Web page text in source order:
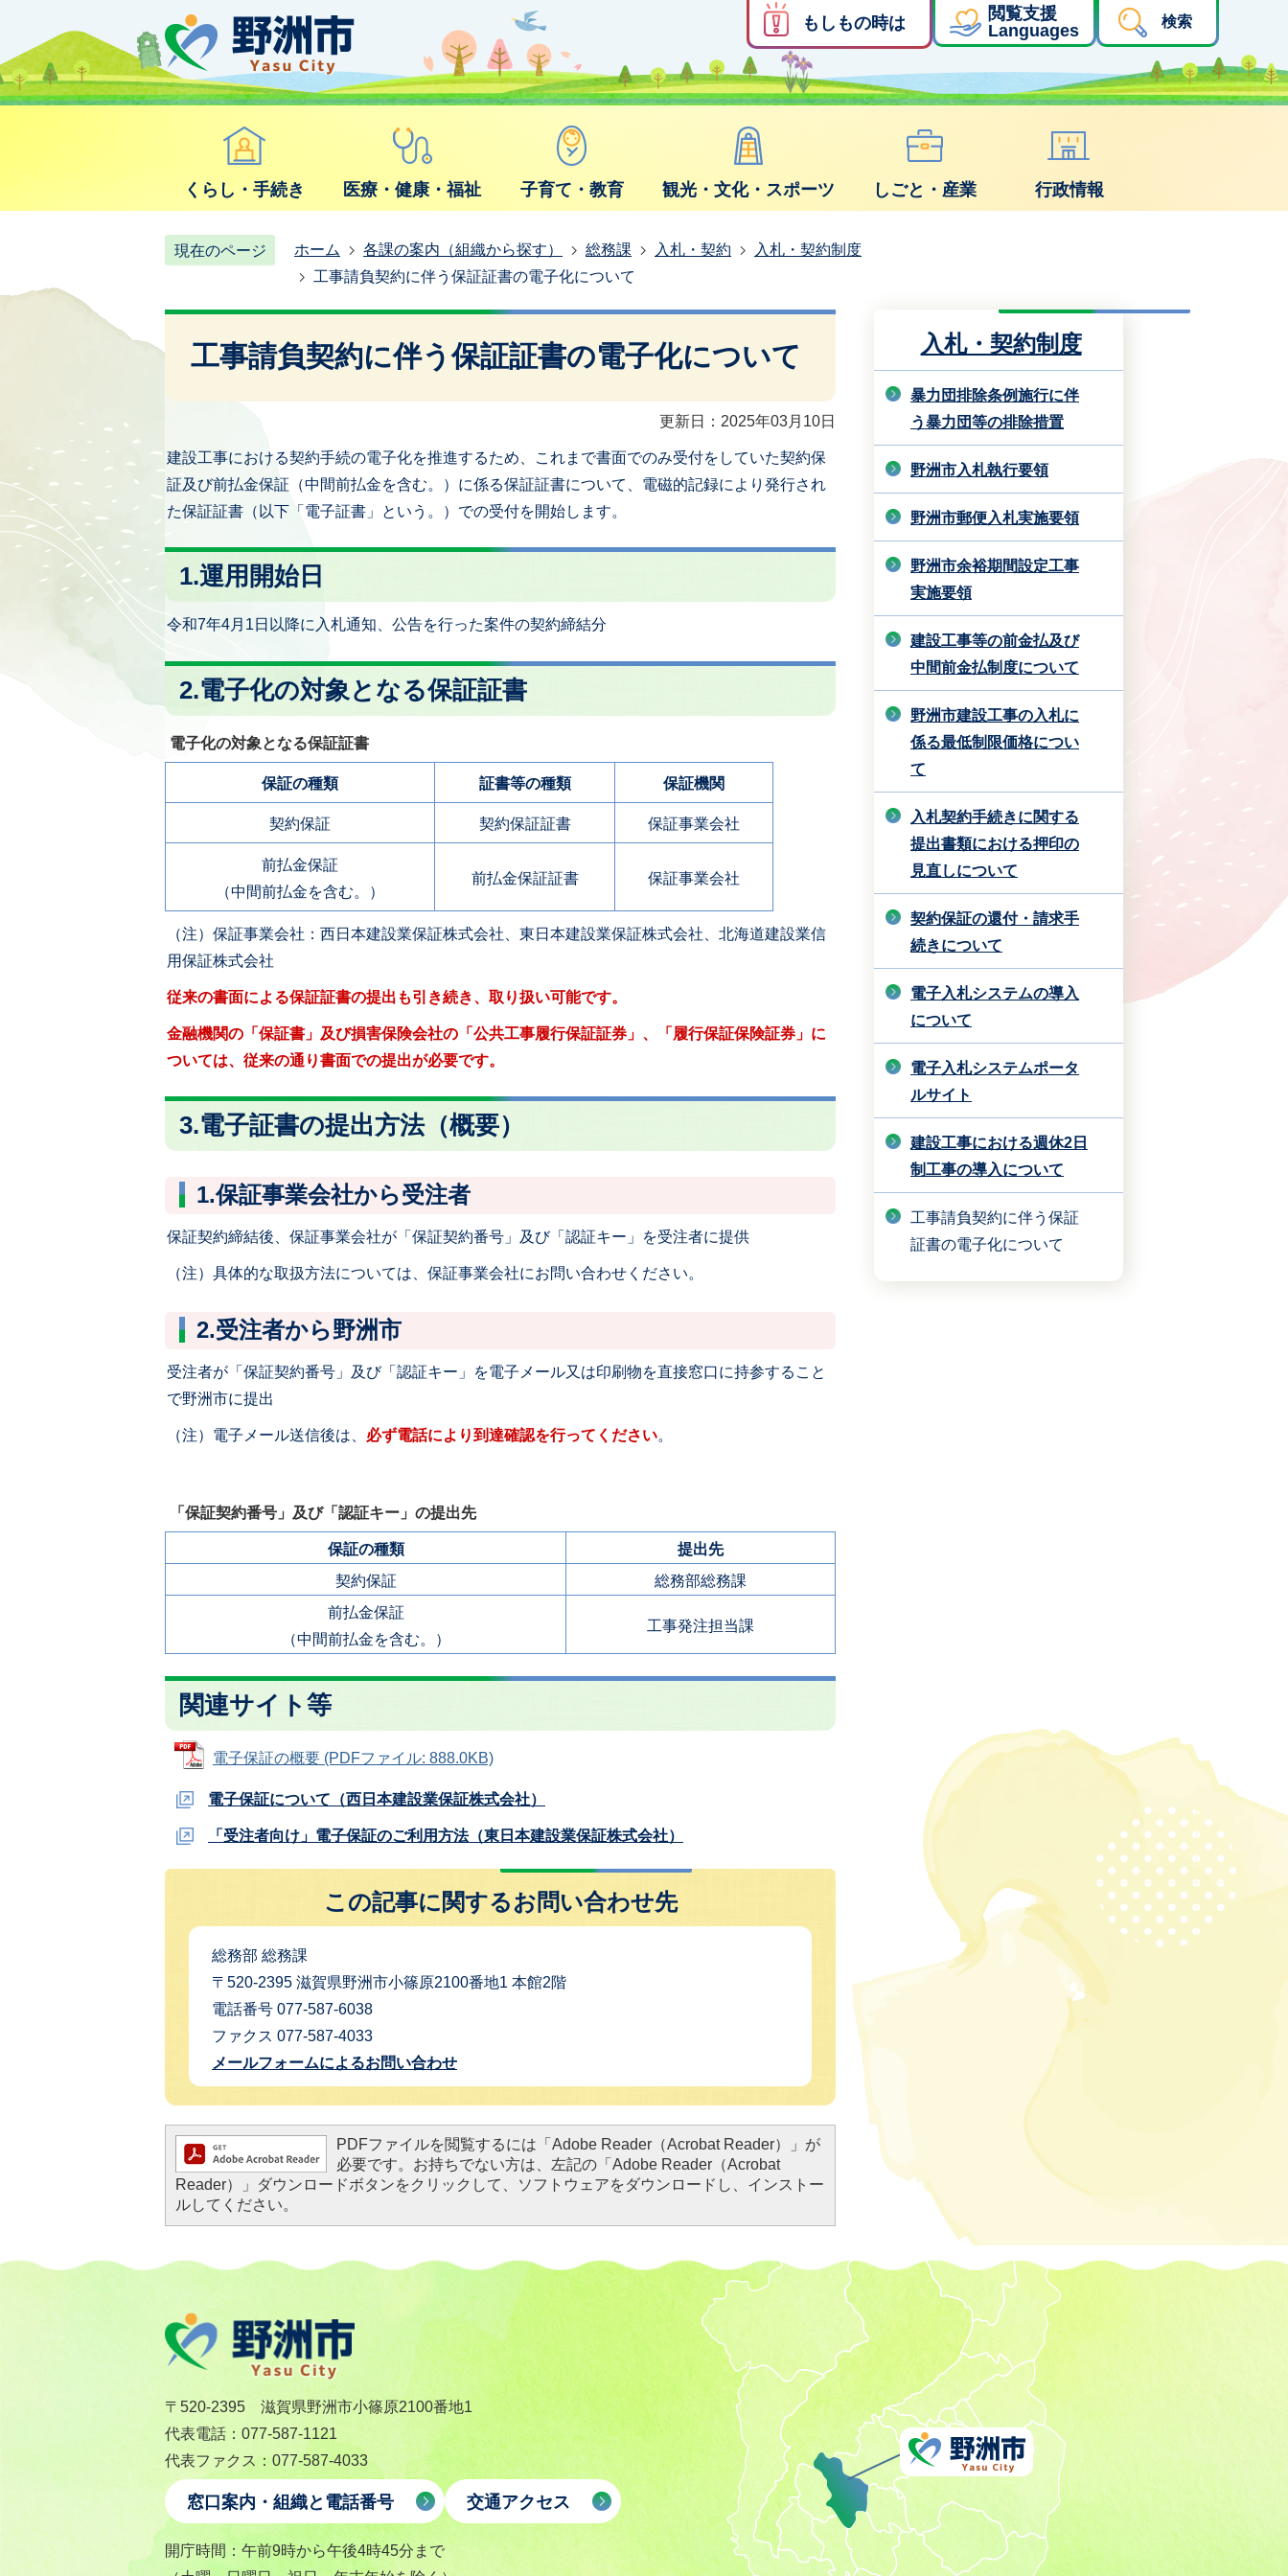
もしもの時は
閲覧支援
Languages
検索
くらし・手続き 医療・健康・福祉 子育て・教育 観光・文化・スポーツ しごと・産業 行政情報
現在のページ ホーム 各課の案内（組織から探す） 総務課 入札・契約
入札・契約制度
工事請負契約に伴う保証証書の電子化について
工事請負契約に伴う保証証書の電子化について
更新日：2025年03月10日
建設工事における契約手続の電子化を推進するため、これまで書面でのみ受付をしていた契約保
証及び前払金保証（中間前払金を含む。）に係る保証証書について、電磁的記録により発行され
た保証証書（以下「電子証書」という。）での受付を開始します。
1.運用開始日
令和7年4月1日以降に入札通知、公告を行った案件の契約締結分
2.電子化の対象となる保証証書
電子化の対象となる保証証書
保証の種類 証書等の種類 保証機関
契約保証 契約保証証書 保証事業会社
前払金保証
（中間前払金を含む。）
前払金保証証書 保証事業会社
（注）保証事業会社：西日本建設業保証株式会社、東日本建設業保証株式会社、北海道建設業信
用保証株式会社
従来の書面による保証証書の提出も引き続き、取り扱い可能です。
金融機関の「保証書」及び損害保険会社の「公共工事履行保証証券」、「履行保証保険証券」に
ついては、従来の通り書面での提出が必要です。
3.電子証書の提出方法（概要）
1.保証事業会社から受注者
保証契約締結後、保証事業会社が「保証契約番号」及び「認証キー」を受注者に提供
（注）具体的な取扱方法については、保証事業会社にお問い合わせください。
2.受注者から野洲市
受注者が「保証契約番号」及び「認証キー」を電子メール又は印刷物を直接窓口に持参すること
で野洲市に提出
（注）電子メール送信後は、 必ず電話により到達確認を行ってください。
「保証契約番号」及び「認証キー」の提出先
保証の種類
提出先
契約保証
総務部総務課
前払金保証
（中間前払金を含む。）
工事発注担当課
関連サイト等
電子保証の概要 (PDFファイル: 888.0KB)
電子保証について（西日本建設業保証株式会社）
「受注者向け」電子保証のご利用方法（東日本建設業保証株式会社）
この記事に関するお問い合わせ先
総務部 総務課
〒520-2395 滋賀県野洲市小篠原2100番地1 本館2階
電話番号 077-587-6038
ファクス 077-587-4033
メールフォームによるお問い合わせ
PDFファイルを閲覧するには「Adobe Reader（Acrobat Reader）」が
必要です。お持ちでない方は、左記の「Adobe Reader（Acrobat
Reader）」ダウンロードボタンをクリックして、ソフトウェアをダウンロードし、インストー
ルしてください。
入札・契約制度
暴力団排除条例施行に伴
う暴力団等の排除措置
野洲市入札執行要領
野洲市郵便入札実施要領
野洲市余裕期間設定工事
実施要領
建設工事等の前金払及び
中間前金払制度について
野洲市建設工事の入札に
係る最低制限価格につい
て
入札契約手続きに関する
提出書類における押印の
見直しについて
契約保証の還付・請求手
続きについて
電子入札システムの導入
について
電子入札システムポータ
ルサイト
建設工事における週休2日
制工事の導入について
工事請負契約に伴う保証
証書の電子化について
〒520-2395 滋賀県野洲市小篠原2100番地1
代表電話：077-587-1121
代表ファクス：077-587-4033
窓口案内・組織と電話番号 交通アクセス
開庁時間：午前9時から午後4時45分まで